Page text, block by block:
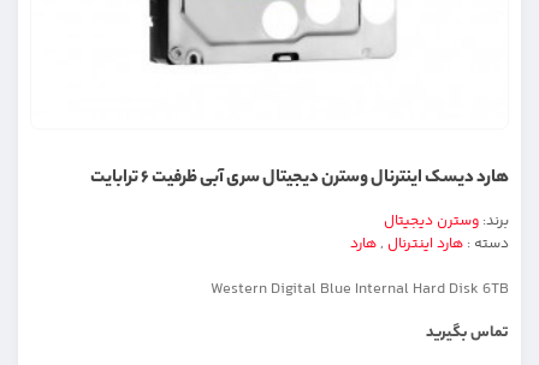
هارد دیسک اینترنال وسترن دیجیتال سری آبی ظرفیت ۶ ترابایت
برند: وسترن دیجیتال
دسته : هارد اینترنال ,هارد
Western Digital Blue Internal Hard Disk 6TB
تماس بگیرید